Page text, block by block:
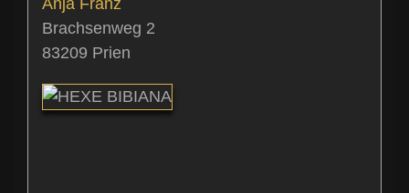
Anja Franz
Brachsenweg 2
83209 Prien